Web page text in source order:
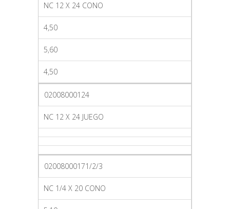
NC 12 X 24 CONO
4,50
5,60
4,50
02008000124
NC 12 X 24 JUEGO
02008000171/2/3
NC 1/4 X 20 CONO